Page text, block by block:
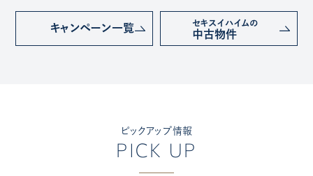
キャンペーン一覧 セキスイハイムの
中古物件
ピックアップ情報
PICK UP